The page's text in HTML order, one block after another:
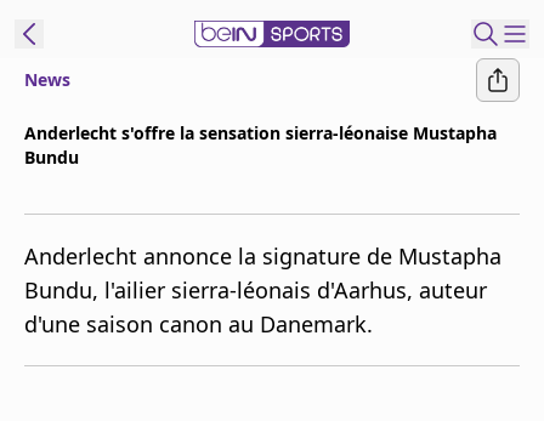
Replays
Podcasts
En Direct
News
Anderlecht s'offre la sensation sierra-léonaise Mustapha
Bundu
Anderlecht annonce la signature de Mustapha
Bundu, l'ailier sierra-léonais d'Aarhus, auteur
d'une saison canon au Danemark.